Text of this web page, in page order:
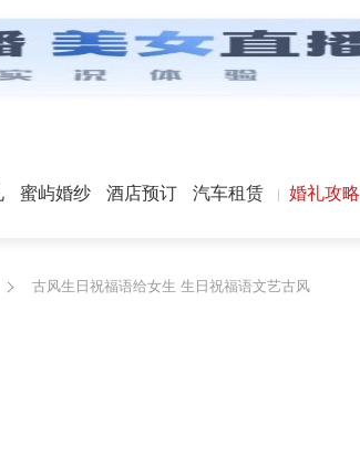
蜜屿婚纱 酒店预订 汽车租赁 婚礼攻略
古风生日祝福语给女生 生日祝福语文艺古风